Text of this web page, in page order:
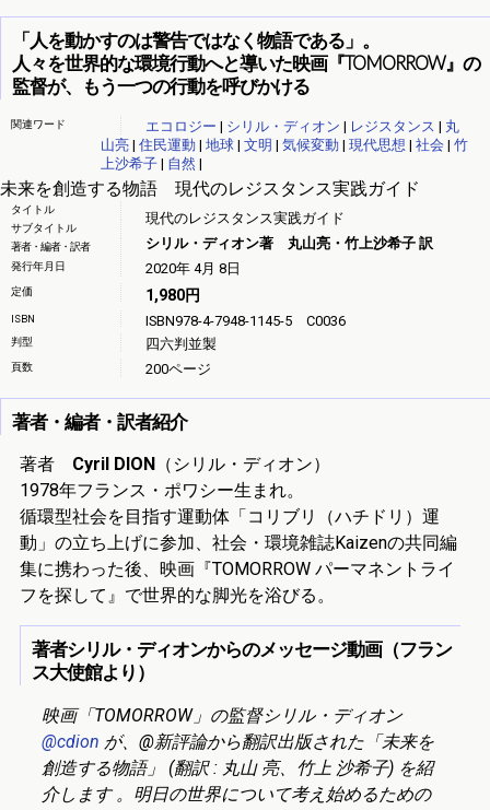
「人を動かすのは警告ではなく物語である」。
人々を世界的な環境行動へと導いた映画『TOMORROW』の
監督が、もう一つの行動を呼びかける
関連ワード エコロジー | シリル・ディオン | レジスタンス | 丸
山亮| 住民運動| 地球| 文明 | 気候変動| 現代思想 | 社会 | 竹
上沙希子| 自然|
未来を創造する物語 現代のレジスタンス実践ガイド
タイトル
サブタイトル
現代のレジスタンス実践ガイド
著者・編者・訳者 シリル・ディオン著 丸山亮・竹上沙希子 訳
発行年月日 2020年 4月 8日
定価 1,980円
ISBN ISBN978-4-7948-1145-5 C0036
判型 四六判並製
頁数 200ページ
著者・編者・訳者紹介
著者 Cyril DION（シリル・ディオン）
1978年フランス・ポワシー生まれ。
循環型社会を目指す運動体「コリブリ（ハチドリ）運
動」の立ち上げに参加、社会・環境雑誌Kaizenの共同編
集に携わった後、映画『TOMORROW パーマネントライ
フを探して』で世界的な脚光を浴びる。
著者シリル・ディオンからのメッセージ動画（フラン
ス大使館より）
映画「TOMORROW」の監督シリル・ディオン
@cdion が、@新評論から翻訳出版された「未来を
創造する物語」 (翻訳 : 丸山 亮、竹上 沙希子) を紹
介します 。明日の世界について考え始めるための